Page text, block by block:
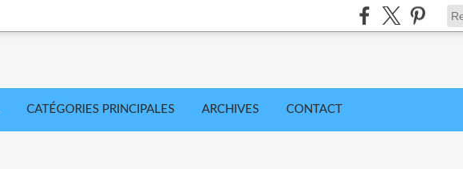
CATÉGORIES PRINCIPALES ARCHIVES CONTACT